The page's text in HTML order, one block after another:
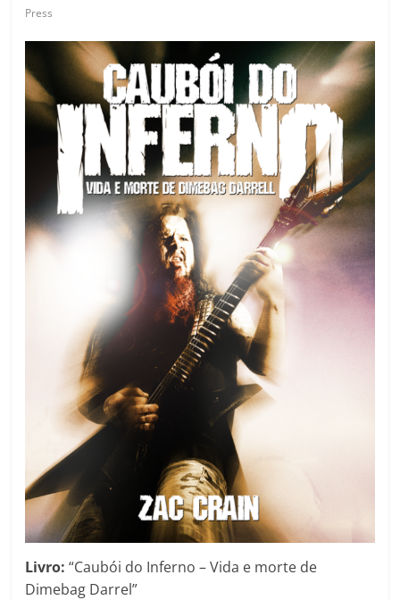
Press
Livro: “Caubói do Inferno – Vida e morte de
Dimebag Darrel”